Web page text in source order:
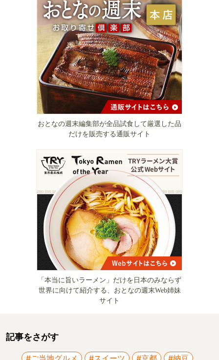
おとなの週末編集部が全品試食して厳選した品
だけを販売する通販サイト
「本当に旨いラーメン」だけを日本のみならず
世界に向けて紹介する、おとなの週末Web姉妹
サイト
記事をさがす